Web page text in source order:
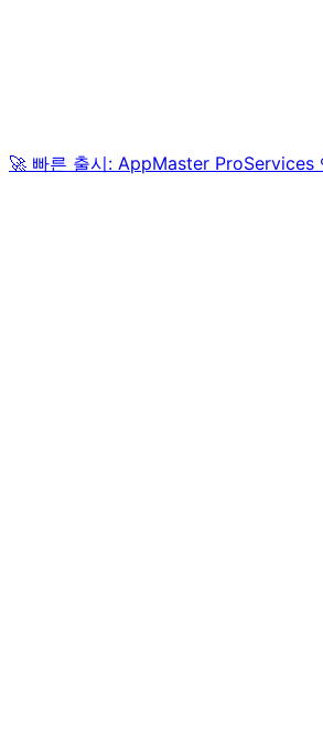
🚀 빠른 출시: AppMaster ProServices